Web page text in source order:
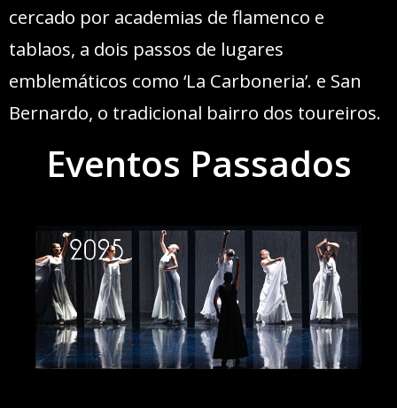
cercado por academias de flamenco e
tablaos, a dois passos de lugares
emblemáticos como ‘La Carboneria’. e San
Bernardo, o tradicional bairro dos toureiros.
Eventos Passados